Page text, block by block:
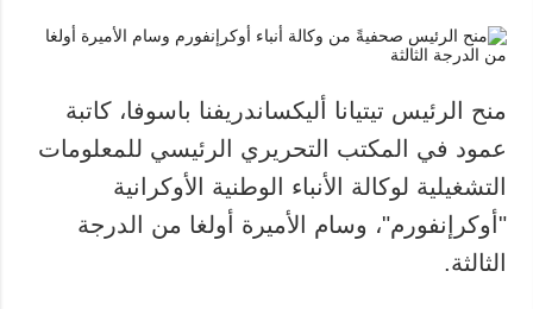
منح الرئيس تيتيانا أليكساندريفنا باسوفا، كاتبة
عمود في المكتب التحريري الرئيسي للمعلومات
التشغيلية لوكالة الأنباء الوطنية الأوكرانية
"أوكرإنفورم"، وسام الأميرة أولغا من الدرجة
الثالثة.